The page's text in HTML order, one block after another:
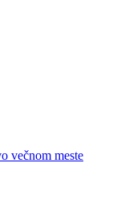
večnom meste